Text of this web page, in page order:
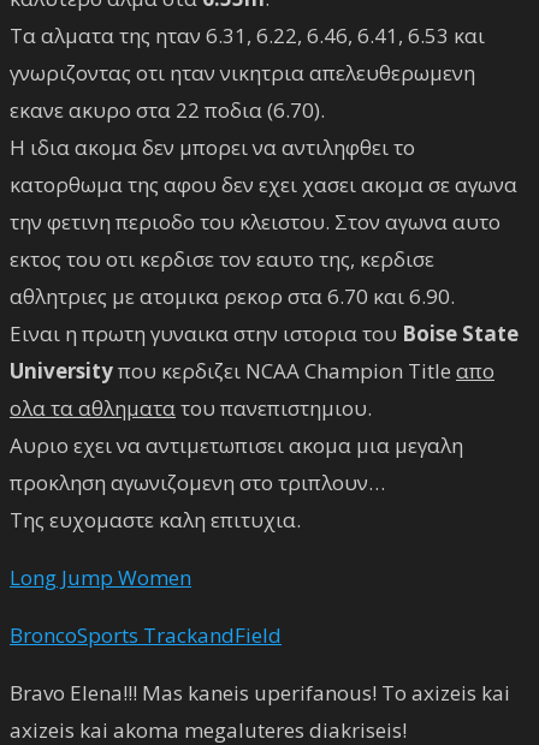
Τα αλματα της ηταν 6.31, 6.22, 6.46, 6.41, 6.53 και
γνωριζοντας οτι ηταν νικητρια απελευθερωμενη
εκανε ακυρο στα 22 ποδια (6.70).
Η ιδια ακομα δεν μπορει να αντιληφθει το
κατορθωμα της αφου δεν εχει χασει ακομα σε αγωνα
την φετινη περιοδο του κλειστου. Στον αγωνα αυτο
εκτος του οτι κερδισε τον εαυτο της, κερδισε
αθλητριες με ατομικα ρεκορ στα 6.70 και 6.90.
Ειναι η πρωτη γυναικα στην ιστορια του Boise State
Universityπου κερδιζει NCAA Champion Title απο
ολα τα αθληματατου πανεπιστημιου.
Αυριο εχει να αντιμετωπισει ακομα μια μεγαλη
προκληση αγωνιζομενη στο τριπλουν…
Της ευχομαστε καλη επιτυχια.
Long Jump Women
BroncoSports TrackandField
Bravo Elena!!! Mas kaneis uperifanous! To axizeis kai
axizeis kai akoma megaluteres diakriseis!